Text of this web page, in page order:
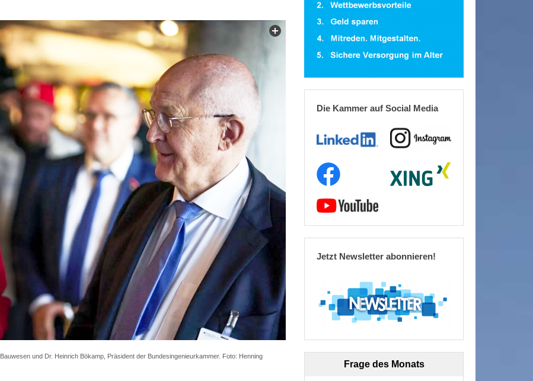
und Dr. Heinrich Bökamp, Präsident der Bundesingenieurkammer. Foto: Henning
Die Kammer auf Social Media
Jetzt Newsletter abonnieren!
Frage des Monats